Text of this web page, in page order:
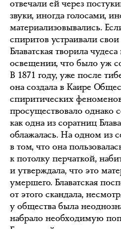
отвечали ей через
звуки, иногда голосами,
материализовывались.
спиритов устраивали
Блаватская творила
освещении, что было уж
В 1871 году, уже после
она создала в Каире
спиритических
просуществовало однако
как одна из соратниц
облажалась. На одном из
в том, что она
к потолку перчаткой,
и утверждала, что это
умершего. Блаватская
от этого скандала,
у общества была
набрало необходимую